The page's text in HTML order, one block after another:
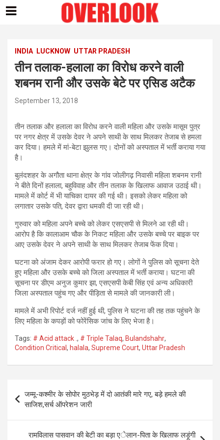
contentINDIA LUCKNOW UTTAR PRADESH
तीन तलाक-हलाला का विरोध करने वाली
शबनम रानी और उसके बेटे पर एसिड अटैक
September 13, 2018
तीन तलाक और हलाला का विरोध करने वाली महिला और उसके मासूम पुत्र
पर नगर क्षेत्र में उसके देवर ने अपने साथी के साथ मिलकर तेजाब से हमला
कर दिया। हमले में मां-बेटा झुलस गए। दोनों को अस्पताल में भर्ती कराया गया
है।
बुलंदशहर के अगौता थाना क्षेत्र के गांव जोलीगढ़ निवासी महिला शबनम रानी
ने बीते दिनों हलाला, बहुविवाह और तीन तलाक के खिलाफ आवाज उठाई थी।
मामले में कोर्ट में भी याचिका दायर की गई थी। इसको लेकर महिला को
लगातार उसके पति, देवर द्वारा धमकी दी जा रही थी।
गुरुवार को महिला अपने बच्चे को लेकर एसएसपी से मिलने आ रही थी।
आरोप है कि कालाआम चौक के निकट महिला और उसके बच्चे पर बाइक पर
आए उसके देवर ने अपने साथी के साथ मिलकर तेजाब फेंक दिया।
घटना को अंजाम देकर आरोपी फरार हो गए। लोगों ने पुलिस को सूचना देते
हुए महिला और उसके बच्चे को जिला अस्पताल में भर्ती कराया। घटना की
सूचना पर डीएम अनुज कुमार झा, एसएसपी केबी सिंह एवं अन्य अधिकारी
जिला अस्पताल पहुंच गए और पीड़िता से मामले की जानकारी ली।
मामले में अभी रिपोर्ट दर्ज नहीं हुई थी, पुलिस ने घटना की तह तक पहुंचने के
लिए महिला के कपड़ों को फोरेंसिक जांच के लिए भेजा है।
Tags: # Acid attack . , # Triple Talaq, Bulandshahr,
Condition Critical , halala, Supreme Court, Uttar Pradesh
navigation
जम्मू-कश्मीर के सोपोर मुठभेड़ में दो आतंकी मारे गए, बड़े हमले की
साजिश,सर्च ऑपरेशन जारी
रामविलास पासवान की बेटी का बड़ा एेलान-पिता के खिलाफ लड़ूंगी